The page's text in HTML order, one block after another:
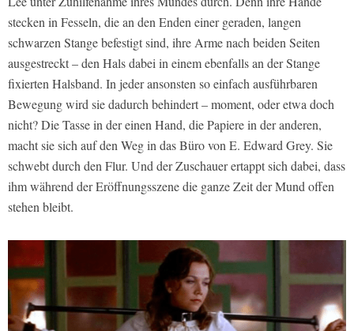
stecken in Fesseln, die an den Enden einer geraden, langen
schwarzen Stange befestigt sind, ihre Arme nach beiden Seiten
ausgestreckt – den Hals dabei in einem ebenfalls an der Stange
fixierten Halsband. In jeder ansonsten so einfach ausführbaren
Bewegung wird sie dadurch behindert – moment, oder etwa doch
nicht? Die Tasse in der einen Hand, die Papiere in der anderen,
macht sie sich auf den Weg in das Büro von E. Edward Grey. Sie
schwebt durch den Flur. Und der Zuschauer ertappt sich dabei, dass
ihm während der Eröffnungsszene die ganze Zeit der Mund offen
stehen bleibt.